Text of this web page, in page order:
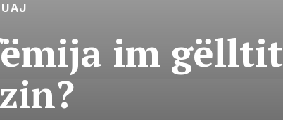
im gëlltit